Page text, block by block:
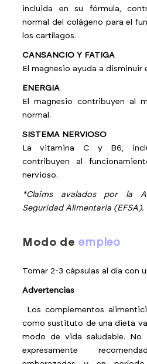
incluida en su fórmula,
normal del colágeno para el
los cartílagos.
CANSANCIO Y FATIGA
El magnesio ayuda a disminuir
ENERGIA
El magnesio contribuyen al
normal.
SISTEMA NERVIOSO
La vitamina C y B6,
contribuyen al
nervioso.
*Claims avalados por la
Seguridad Alimentaria (EFSA).
modo de empleo
Tomar 2-3 cápsulas al día con
Advertencias
Los complementos
como sustituto de una dieta
modo de vida saludable. No
expresamente